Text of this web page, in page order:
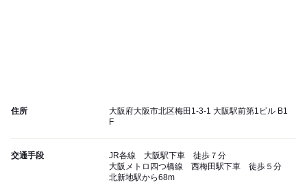
住所
大阪府大阪市北区梅田1-3-1 大阪駅前第1ビル B1
F
交通手段
JR各線 大阪駅下車 徒歩７分
大阪メトロ四つ橋線 西梅田駅下車 徒歩５分
北新地駅から68m